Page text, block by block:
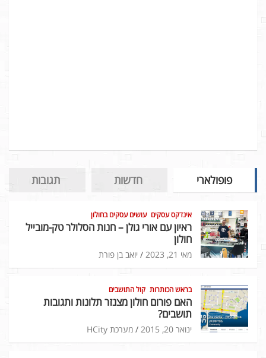
פופולארי חדשות תגובות
אינדקס עסקים עושים עסקים בחולון
ראיון עם אורי גולן – חנות הסלולר טק-מובייל
חולון
מאי 21, 2023 יואב בן פורת
בראש הכותרות קול התושבים
האם פורום חולון מצנזר תלונות ותגובות
תושבים?
ינואר 20, 2015 מערכת HCity